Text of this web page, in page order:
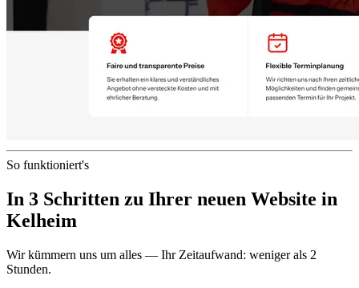
So funktioniert's
In 3 Schritten zu Ihrer neuen Website in
Kelheim
Wir kümmern uns um alles — Ihr Zeitaufwand: weniger als 2
Stunden.